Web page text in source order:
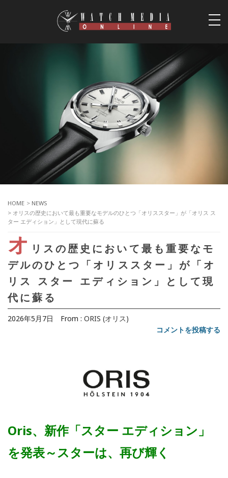
HOME > NEWS
> オリスの歴史において最も重要なモデルのひとつ「オリススター」が「オリス ス
ター エディション」として現代に蘇る
オ リスの歴史において最も重要なモ
デルのひとつ「オリススター」が「オ
リス スター エディション」として現
代に蘇る
2026年5月7日 From : ORIS (オリス)
コメントを投稿する
Oris、新作「スター エディション」
を発表～スターは、再び輝く